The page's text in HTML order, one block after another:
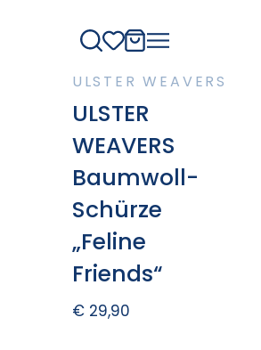
ULSTER WEAVERS
ULSTER
WEAVERS
Baumwoll-
Schürze
„Feline
Friends“
€29,90